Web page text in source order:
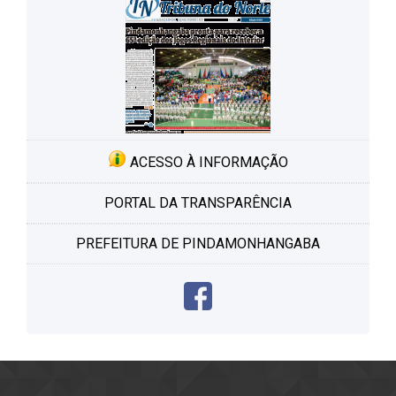
ACESSO À INFORMAÇÃO
PORTAL DA TRANSPARÊNCIA
PREFEITURA DE PINDAMONHANGABA